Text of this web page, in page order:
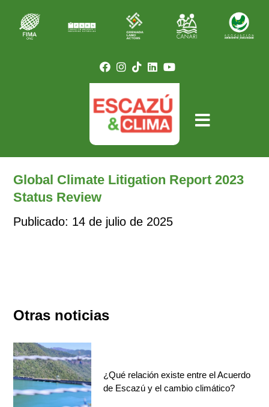
Global Climate Litigation Report 2023
Status Review
Publicado: 14 de julio de 2025
Otras noticias
¿Qué relación existe entre el Acuerdo
de Escazú y el cambio climático?